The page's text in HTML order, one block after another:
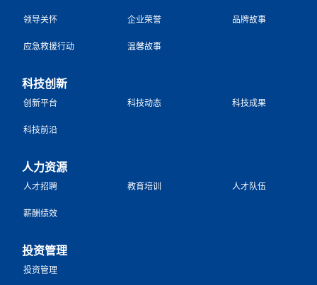
领导关怀 企业荣誉 品牌故事
应急救援行动 温馨故事
科技创新
创新平台 科技动态 科技成果
科技前沿
人力资源
人才招聘 教育培训 人才队伍
薪酬绩效
投资管理
投资管理